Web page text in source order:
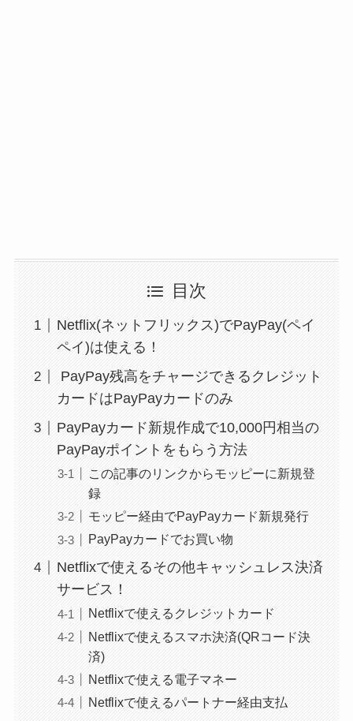
目次
Netflix(ネットフリックス)でPayPay(ペイ
ペイ)は使える！
PayPay残高をチャージできるクレジット
カードはPayPayカードのみ
PayPayカード新規作成で10,000円相当の
PayPayポイントをもらう方法
この記事のリンクからモッピーに新規登
録
モッピー経由でPayPayカード新規発行
PayPayカードでお買い物
Netflixで使えるその他キャッシュレス決済
サービス！
Netflixで使えるクレジットカード
Netflixで使えるスマホ決済(QRコード決
済)
Netflixで使える電子マネー
Netflixで使えるパートナー経由支払